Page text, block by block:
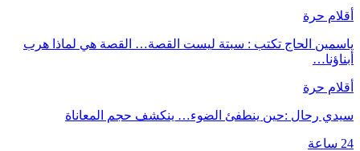
أقلام حرة
ياسمين الحاج تكتب : سبتة ليست القصة… القصة هي لماذا هرب
أبناؤنا…
أقلام حرة
سيدي رحال :حين ينطفئ الضوء… ينكشف حجم المعاناة
24 ساعة